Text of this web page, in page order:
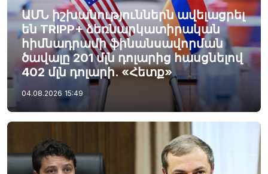
ԱՄՆ իշխանություններն ավելացրել
են TRIPP+ ձեռնարկատիրական
հիմնադրամի ֆինանսավորման
ծավալը 201 մլն դոլարից հասցնելով
402 մլն դոլարի. «Հետք»
04.08.2026 15:49